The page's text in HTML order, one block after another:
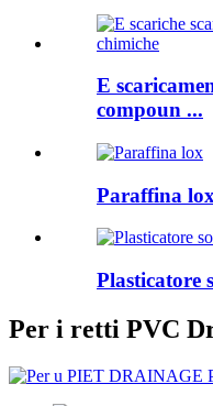
E
compoun ...
Paraffina lox
Plasticatore
Per i retti PVC